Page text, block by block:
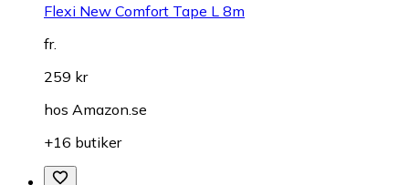
Flexi New Comfort Tape L 8m
fr.
259 kr
hos Amazon.se
+16 butiker